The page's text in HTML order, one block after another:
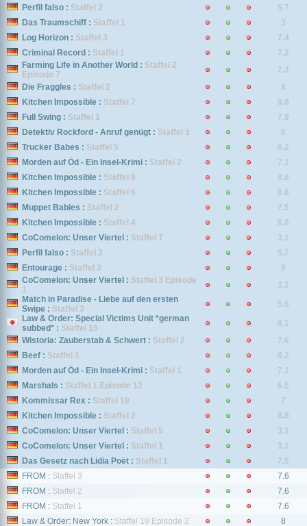
Perfil falso : Staffel 2
5.7
Das Traumschiff : Staffel 1
3
Log Horizon : Staffel 3
7.4
Criminal Record : Staffel 1
7.2
Farming Life in Another World : Staffel 2
Episode 7
7.3
Die Fraggles : Staffel 2
8
Kitchen Impossible : Staffel 7
8.8
Full Swing : Staffel 1
7.9
Detektiv Rockford - Anruf genügt : Staffel 1
8
Trucker Babes : Staffel 5
6.2
Morden auf Öd - Ein Insel-Krimi : Staffel 2
7.1
Kitchen Impossible : Staffel 8
8.8
Kitchen Impossible : Staffel 6
8.8
Muppet Babies : Staffel 2
7.5
Kitchen Impossible : Staffel 4
8.8
CoComelon: Unser Viertel : Staffel 7
3.1
Perfil falso : Staffel 3
5.7
Entourage : Staffel 3
9
CoComelon: Unser Viertel : Staffel 3 Episode
1
3.1
Match in Paradise - Liebe auf den ersten
Swipe : Staffel 3
5.6
Law & Order: Special Victims Unit *german
subbed* : Staffel 16
8.1
Wistoria: Zauberstab & Schwert : Staffel 2
7.6
Beef : Staffel 1
8.2
Morden auf Öd - Ein Insel-Krimi : Staffel 1
7.1
Marshals : Staffel 1 Episode 12
6.5
Kommissar Rex : Staffel 10
7
Kitchen Impossible : Staffel 2
8.8
CoComelon: Unser Viertel : Staffel 5
3.1
CoComelon: Unser Viertel : Staffel 1
3.1
Das Gesetz nach Lidia Poët : Staffel 1
7.5
FROM : Staffel 3
7.6
FROM : Staffel 2
7.6
FROM : Staffel 1
7.6
Law & Order: New York : Staffel 19 Episode 2 8